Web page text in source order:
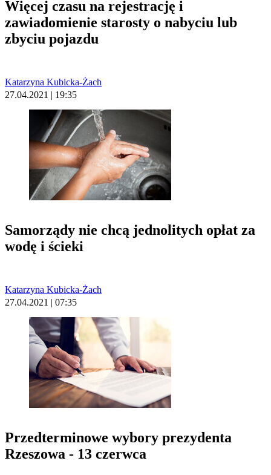
Więcej czasu na rejestrację i
zawiadomienie starosty o nabyciu lub
zbyciu pojazdu
Katarzyna Kubicka-Żach
27.04.2021 | 19:35
Samorządy nie chcą jednolitych opłat za
wodę i ścieki
Katarzyna Kubicka-Żach
27.04.2021 | 07:35
Przedterminowe wybory prezydenta
Rzeszowa - 13 czerwca